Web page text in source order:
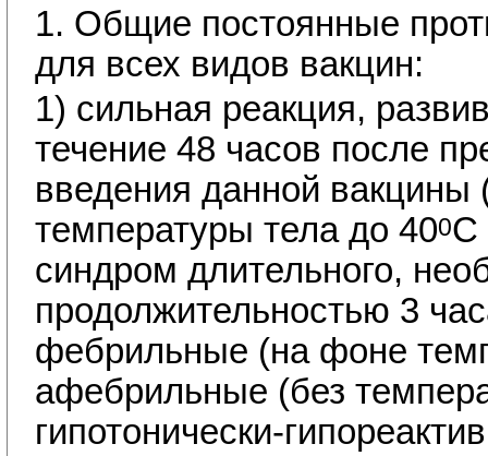
1. Общие постоянные
для всех видов вакцин:
1) сильная реакция,
течение 48 часов после
введения данной
температуры тела до 400С
синдром длительного,
продолжительностью 3
фебрильные (на фоне
афебрильные (без
гипотонически-